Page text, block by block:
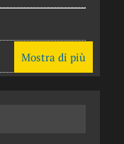
Mostra di più